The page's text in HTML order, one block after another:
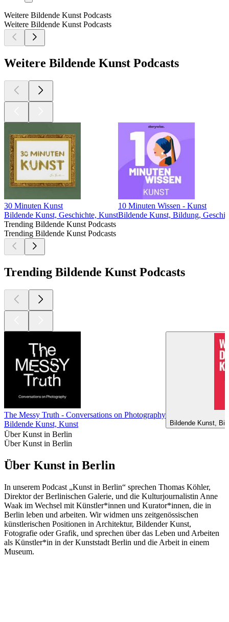
Weitere Bildende Kunst Podcasts
Weitere Bildende Kunst Podcasts
Weitere Bildende Kunst Podcasts
30 Minuten Kunst
Bildende Kunst, Geschichte, Kunst
10 Minuten Wissen - Kunst
Bildende Kunst, Bildung,
Trending Bildende Kunst Podcasts
Trending Bildende Kunst Podcasts
Trending Bildende Kunst Podcasts
The Messy Truth - Conversations on Photography
Bildende Kunst, Kunst
Bildende Kunst,
Über Kunst in Berlin
Über Kunst in Berlin
Über Kunst in Berlin
In unserem Podcast „Kunst in Berlin“ sprechen Thomas Köhler,
Direktor der Berlinischen Galerie, und die Kulturjournalistin Anne
Waak im Wechsel mit Künstler*innen und Kurator*innen, die in
Berlin leben und arbeiten. Wir widmen uns zeitgenössischen
künstlerischen Positionen in Architektur, Bildender Kunst,
Fotografie oder Grafik, und sprechen über das Leben und Arbeiten
als Künstler*in in der Kunststadt Berlin und die Arbeit in einem
Museum.